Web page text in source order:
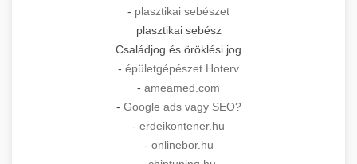
- plasztikai sebészet
plasztikai sebész
Családjog és öröklési jog
- épületgépészet Hoterv
- ameamed.com
- Google ads vagy SEO?
- erdeikontener.hu
- onlinebor.hu